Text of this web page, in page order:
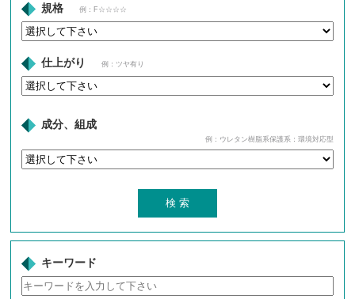
規格 例：F☆☆☆☆
仕上がり 例：ツヤ有り
成分、組成
例：ウレタン樹脂系保護系：環境対応型
キーワード